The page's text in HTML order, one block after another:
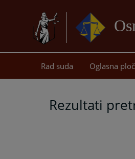
Rad suda Oglasna
Rezultati